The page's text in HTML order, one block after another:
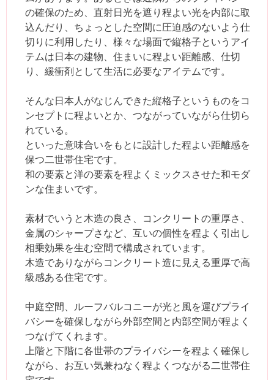
の確保のため、直射日光を遮り程よい光を内部に取
込んだり、ちょっとした空間に圧迫感のないよう仕
切りに利用したり、様々な場面で縦格子というアイ
テムは日本の建物、住まいに程よい距離感、仕切
り、緩衝剤として生活に必要なアイテムです。
そんな日本人がなじんできた縦格子というものをコ
ンセプトに程よいとか、つながっていながら仕切ら
れている。
といった意味合いをもとに設計した程よい距離感を
保つ二世帯住宅です。
和の要素と洋の要素を程よくミックスさせた和モダ
ンな住まいです。
素材でいうと木造の良さ、コンクリートの重厚さ、
金属のシャープさなど、互いの個性を程よく引出し
相乗効果を生む空間で構成されています。
木造でありながらコンクリート造に見える重厚で高
級感ある住宅です。
中庭空間、ルーフバルコニーが光と風を運びプライ
バシーを確保しながら外部空間と内部空間が程よく
つなげてくれます。
上階と下階に各世帯のプライバシーを程よく確保し
ながら、お互い気兼ねなく程よくつながる二世帯住